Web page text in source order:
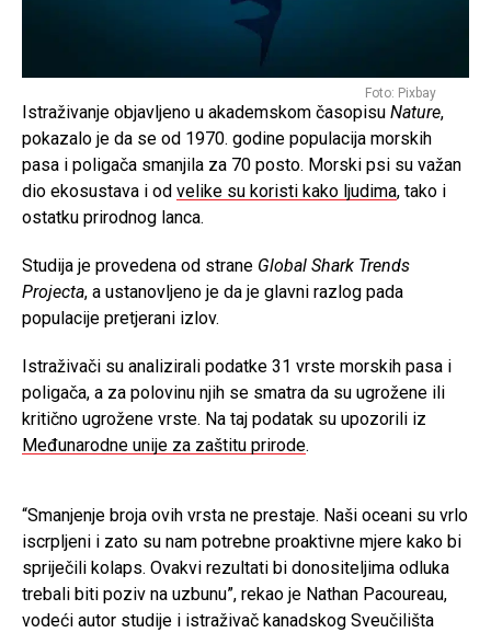
Foto: Pixbay
Istraživanje objavljeno u akademskom časopisu Nature,
pokazalo je da se od 1970. godine populacija morskih
pasa i poligača smanjila za 70 posto. Morski psi su važan
dio ekosustava i od velike su koristi kako ljudima, tako i
ostatku prirodnog lanca.
Studija je provedena od strane Global Shark Trends
Projecta, a ustanovljeno je da je glavni razlog pada
populacije pretjerani izlov.
Istraživači su analizirali podatke 31 vrste morskih pasa i
poligača, a za polovinu njih se smatra da su ugrožene ili
kritično ugrožene vrste. Na taj podatak su upozorili iz
Međunarodne unije za zaštitu prirode.
“Smanjenje broja ovih vrsta ne prestaje. Naši oceani su vrlo
iscrpljeni i zato su nam potrebne proaktivne mjere kako bi
spriječili kolaps. Ovakvi rezultati bi donositeljima odluka
trebali biti poziv na uzbunu”, rekao je Nathan Pacoureau,
vodeći autor studije i istraživač kanadskog Sveučilišta